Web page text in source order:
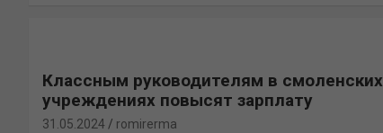
Классным руководителям в смоленских
учреждениях повысят зарплату
31.05.2024 romirerma